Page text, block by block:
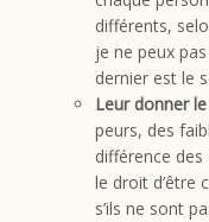
différents,
je ne peux
dernier est le
Leur donner
peurs, des
différence
le droit d’être
s’ils ne sont